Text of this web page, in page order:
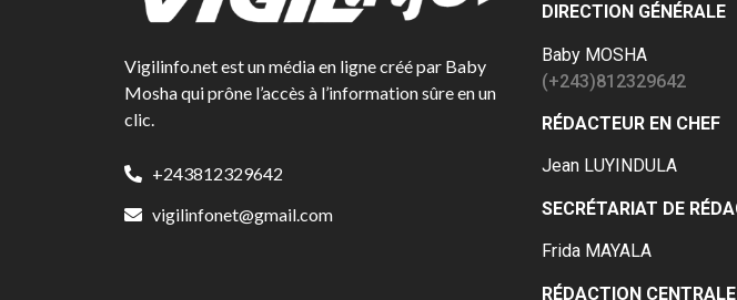
Vigilinfo.net est un média en ligne créé par Baby
Mosha qui prône l’accès à l’information sûre en un
clic.
+243812329642
vigilinfonet@gmail.com
DIRECTION GÉNÉRALE
Baby MOSHA
(+243)812329642
RÉDACTEUR EN CHEF
Jean LUYINDULA
SECRÉTARIAT DE
Frida MAYALA
RÉDACTION